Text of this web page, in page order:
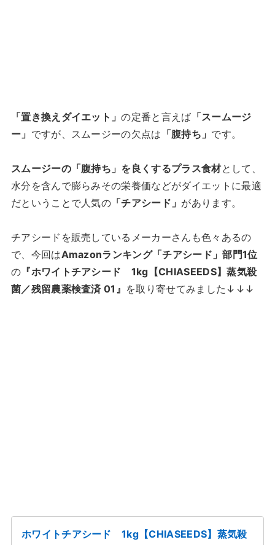
「置き換えダイエット」の定番と言えば 「スームージ
ー」 ですが、スムージーの欠点は 「腹持ち」 です。
スムージーの「腹持ち」を良くするプラス食材として、
水分を含んで膨らみその栄養価などがダイエットに最適
だということで人気の 「チアシード」 があります。
チアシードを販売しているメーカーさんも色々あるの
で、今回はAmazonランキング「チアシード」部門1位
の 『ホワイトチアシード 1kg【CHIASEEDS】蒸気殺
菌／残留農薬検査済 01』 を取り寄せてみました↓↓↓
ホワイトチアシード 1kg【CHIASEEDS】蒸気殺